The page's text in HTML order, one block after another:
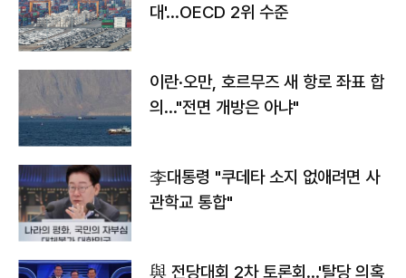
대'…OECD 2위 수준
이란·오만, 호르무즈 새 항로 좌표 합
의…"전면 개방은 아냐"
李대통령 "쿠데타 소지 없애려면 사
관학교 통합"
與 전당대회 2차 토론회…'탈당 의혹